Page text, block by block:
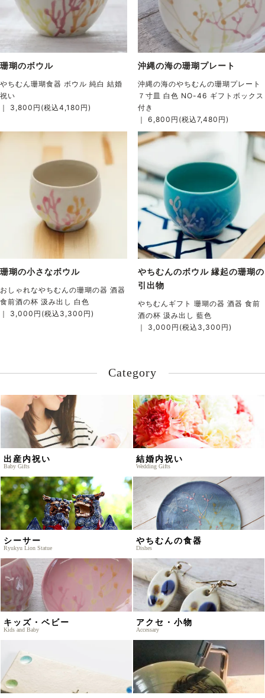
珊瑚のボウル
やちむん珊瑚食器 ボウル 純白 結婚
祝い
｜ 3,800円(税込4,180円)
沖縄の海の珊瑚プレート
沖縄の海のやちむんの珊瑚プレート
７寸皿 白色 NO-46 ギフトボックス
付き
｜ 6,800円(税込7,480円)
珊瑚の小さなボウル
おしゃれなやちむんの珊瑚の器 酒器
食前酒の杯 汲み出し 白色
｜ 3,000円(税込3,300円)
やちむんのボウル 縁起の珊瑚の
引出物
やちむんギフト 珊瑚の器 酒器 食前
酒の杯 汲み出し 藍色
｜ 3,000円(税込3,300円)
Category
出産内祝い
Baby Gifts
結婚内祝い
Wedding Gifts
シーサー
Ryukyu Lion Statue
やちむんの食器
Dishes
キッズ・ベビー
Kids and Baby
アクセ・小物
Accessary